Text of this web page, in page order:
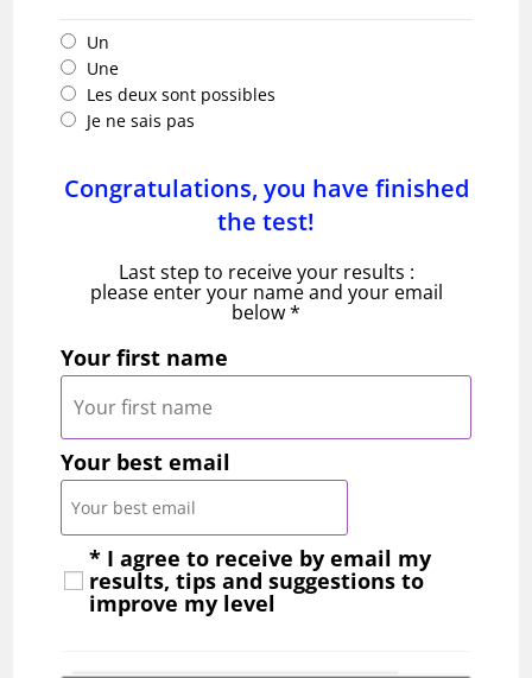
Un
Une
Les deux sont possibles
Je ne sais pas
Congratulations, you have finished
the test!
Last step to receive your results :
please enter your name and your email
below *
Your first name
Your best email
* I agree to receive by email my
results, tips and suggestions to
improve my level